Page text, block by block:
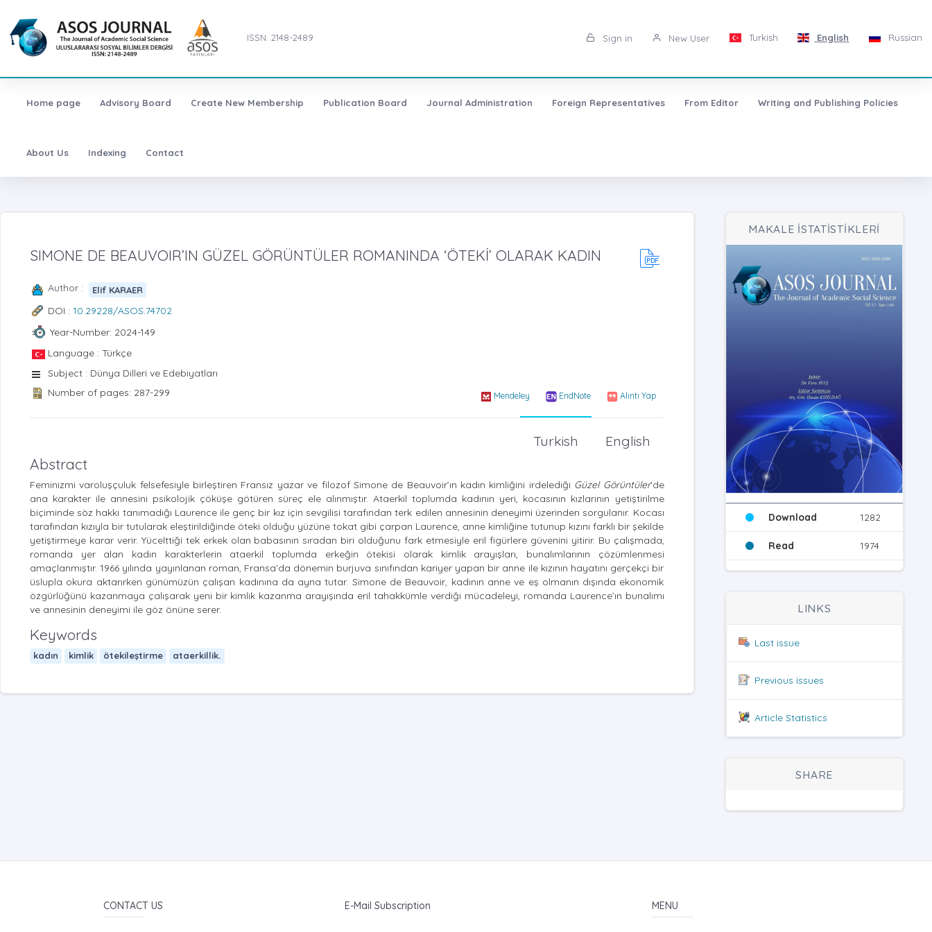
ISSN: 2148-2489 Sign in New User Turkish English Russian
Home page Advisory Board Create New Membership Publication Board Journal Administration Foreign Representatives From Editor Writing and Publishing Policies
About Us Indexing Contact
SIMONE DE BEAUVOIR’IN GÜZEL GÖRÜNTÜLER ROMANINDA ‘ÖTEKİ’ OLARAK KADIN
Author : Elif KARAER
DOI : 10.29228/ASOS.74702
Year-Number: 2024-149
Language : Türkçe
Subject : Dünya Dilleri ve Edebiyatları
Number of pages: 287-299
Mendeley EndNote Alıntı Yap
English
Turkish
Abstract
Feminizmi varoluşçuluk felsefesiyle birleştiren Fransız yazar ve filozof Simone de Beauvoir’ın kadın kimliğini irdelediği Güzel Görüntüler’de
ana karakter ile annesini psikolojik çöküşe götüren süreç ele alınmıştır. Ataerkil toplumda kadının yeri, kocasının kızlarının yetiştirilme
biçiminde söz hakkı tanımadığı Laurence ile genç bir kız için sevgilisi tarafından terk edilen annesinin deneyimi üzerinden sorgulanır. Kocası
tarafından kızıyla bir tutularak eleştirildiğinde öteki olduğu yüzüne tokat gibi çarpan Laurence, anne kimliğine tutunup kızını farklı bir şekilde
yetiştirmeye karar verir. Yücelttiği tek erkek olan babasının sıradan biri olduğunu fark etmesiyle eril figürlere güvenini yitirir. Bu çalışmada,
romanda yer alan kadın karakterlerin ataerkil toplumda erkeğin ötekisi olarak kimlik arayışları, bunalımlarının çözümlenmesi
amaçlanmıştır. 1966 yılında yayınlanan roman, Fransa’da dönemin burjuva sınıfından kariyer yapan bir anne ile kızının hayatını gerçekçi bir
üslupla okura aktarırken günümüzün çalışan kadınına da ayna tutar. Simone de Beauvoir, kadının anne ve eş olmanın dışında ekonomik
özgürlüğünü kazanmaya çalışarak yeni bir kimlik kazanma arayışında eril tahakkümle verdiği mücadeleyi, romanda Laurence’ın bunalımı
ve annesinin deneyimi ile göz önüne serer.
Keywords
kadın kimlik ötekileştirme ataerkillik.
MAKALE İSTATİSTİKLERİ
Download 1282
Read 1974
LINKS
Last issue
Previous issues
Article Statistics
SHARE
CONTACT US E-Mail Subscription MENU